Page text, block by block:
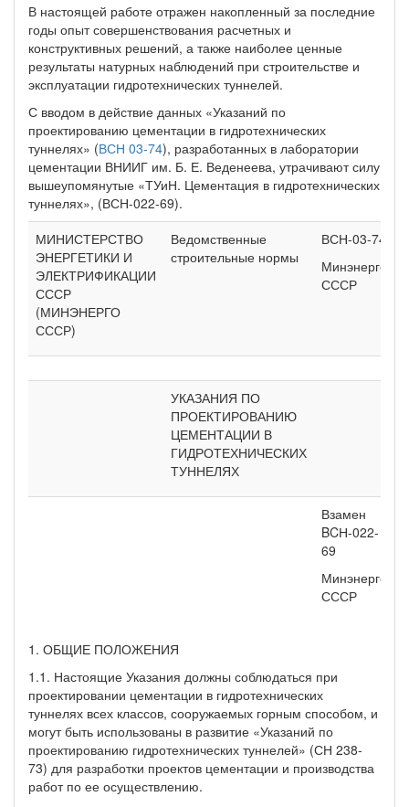
В настоящей работе отражен накопленный за последние
годы опыт совершенствования расчетных и
конструктивных решений, а также наиболее ценные
результаты натурных наблюдений при строительстве и
эксплуатации гидротехнических туннелей.
С вводом в действие данных «Указаний по
проектированию цементации в гидротехнических
туннелях» (ВСН 03-74), разработанных в лаборатории
цементации ВНИИГ им. Б. Е. Веденеева, утрачивают силу
вышеупомянутые «ТУиН. Цементация в гидротехнических
туннелях», (ВСН-022-69).
МИНИСТЕРСТВО
ЭНЕРГЕТИКИ И
ЭЛЕКТРИФИКАЦИИ
СССР
(МИНЭНЕРГО
СССР)
Ведомственные
строительные нормы
ВСН-03-74
Минэнерго
СССР
УКАЗАНИЯ ПО
ПРОЕКТИРОВАНИЮ
ЦЕМЕНТАЦИИ В
ГИДРОТЕХНИЧЕСКИХ
ТУННЕЛЯХ
Взамен
BCН-022-
69
Минэнерго
СССР
1. ОБЩИЕ ПОЛОЖЕНИЯ
1.1. Настоящие Указания должны соблюдаться при
проектировании цементации в гидротехнических
туннелях всех классов, сооружаемых горным способом, и
могут быть использованы в развитие «Указаний по
проектированию гидротехнических туннелей» (СН 238-
73) для разработки проектов цементации и производства
работ по ее осуществлению.